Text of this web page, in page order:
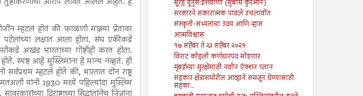
म्हटलं होतं की फाळणी माझ्या प्रेतावर
पटेलांच्या लक्षात आला होता. संघ एकीकडे
अखंड भारताच्या गोष्टीही करत होता.
स्पष्ट आहे मुस्लिमांना हे मान्य नव्हतं. ही
म्हटले होते की, भारतात दोन राष्ट्र
यांनी 1930 मध्ये पहिल्यांदा मुस्लिम
सूरह यूनुस:ईशवाणी (सुबोध कुरआन)
सरकारने सकारात्मक पावले उचलावीत
संस्कृती-सभ्यतांचा उदय आणि ऱ्हास
आत्मविश्वास
१७ सप्टेंबर ते २३ सप्टेंबर २०२१
विराट कोहली कर्णधारपद सोडणार
मुंबईच्या सुरक्षेसाठी नवीन ऍक्शन प्लान
सहकार क्षेत्रासमोरील आव्हाने समजून घेण्यासाठी
सहका...